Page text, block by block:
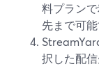
料プラン
先まで可
択した配